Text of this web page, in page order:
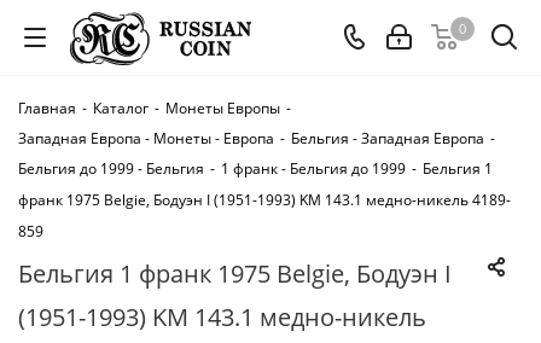
0
Главная - Каталог - Монеты Европы -
Западная Европа - Монеты - Европа - Бельгия - Западная Европа -
Бельгия до 1999 - Бельгия - 1 франк - Бельгия до 1999 - Бельгия 1
франк 1975 Belgie, Бодуэн I (1951-1993) KM 143.1 медно-никель 4189-
859
Бельгия 1 франк 1975 Belgie, Бодуэн I
(1951-1993) KM 143.1 медно-никель